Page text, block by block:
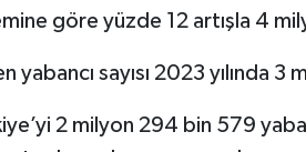
göre yüzde 12 artışla 4
yabancı sayısı 2023 yılında
2 milyon 294 bin 579